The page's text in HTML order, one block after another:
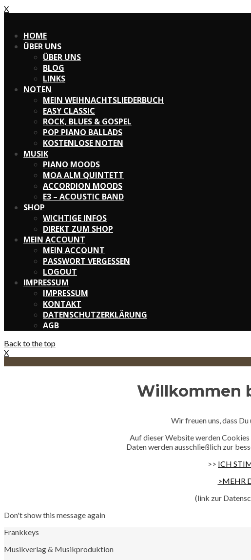
X
HOME
ÜBER UNS
ÜBER UNS
BLOG
LINKS
NOTEN
MEIN WEIHNACHTSLIEDERBUCH
EASY CLASSIC
ROCK, BLUES & GOSPEL
POP PIANO BALLADS
KOSTENLOSE NOTEN
MUSIK
PIANO MOODS
MOA ALM QUINTETT
ACCORDION MOODS
E3 – ACOUSTIC BAND
SHOP
WICHTIGE INFOS
DIREKT ZUM SHOP
MEIN ACCOUNT
MEIN ACCOUNT
PASSWORT VERGESSEN
LOGOUT
IMPRESSUM
IMPRESSUM
KONTAKT
DATENSCHUTZERKLÄRUNG
AGB
Back to the top
X
Willkommen
Wir freuen uns, dass
Auf dieser Website werden
Daten werden ausschließlich zur
>> ICH
>MEHR
(link zur
Don't show this message again
Frankkeys
Musikverlag & Musikproduktion